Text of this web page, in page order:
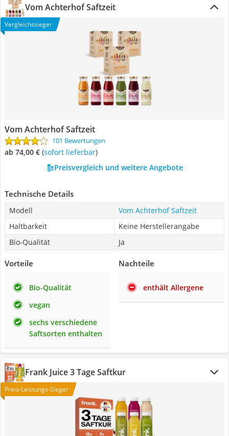
Vom Achterhof Saftzeit
Vergleichssieger
Vom Achterhof Saftzeit
101 Bewertungen
ab 74,00 € ( Sofort lieferbar)
Preisvergleich und weitere Angebote
Technische Details
Modell
Vom Achterhof Saftzeit
Haltbarkeit
Keine Herstellerangabe
Bio-Qualität
Ja
Vorteile
Bio-Qualität
vegan
sechs verschiedene
Saftsorten enthalten
Nachteile
enthält Allergene
Frank Juice 3 Tage Saftkur
Preis-Leistungs-Sieger